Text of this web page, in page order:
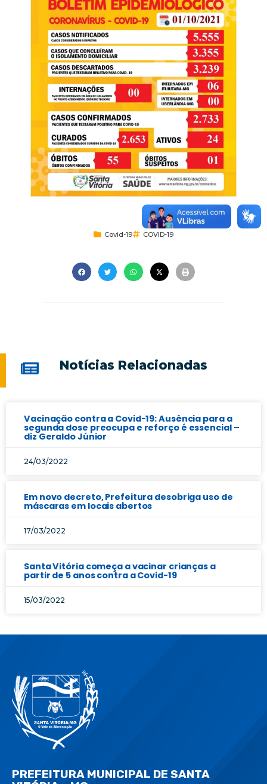
Covid-19 COVID-19
Notícias Relacionadas
Vacinação contra a Covid-19: Ausência para a
segunda dose preocupa e reforço é essencial –
diz Geraldo Júnior
24/03/2022
Em novo decreto, Prefeitura desobriga uso de
máscaras em locais abertos
17/03/2022
Santa Vitória começa a vacinar crianças a
partir de 5 anos contra a Covid-19
15/03/2022
PREFEITURA MUNICIPAL DE SANTA